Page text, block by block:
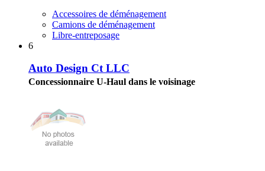
Accessoires de déménagement
Camions de déménagement
Libre-entreposage
6
Auto Design Ct LLC
Concessionnaire U-Haul dans le voisinage